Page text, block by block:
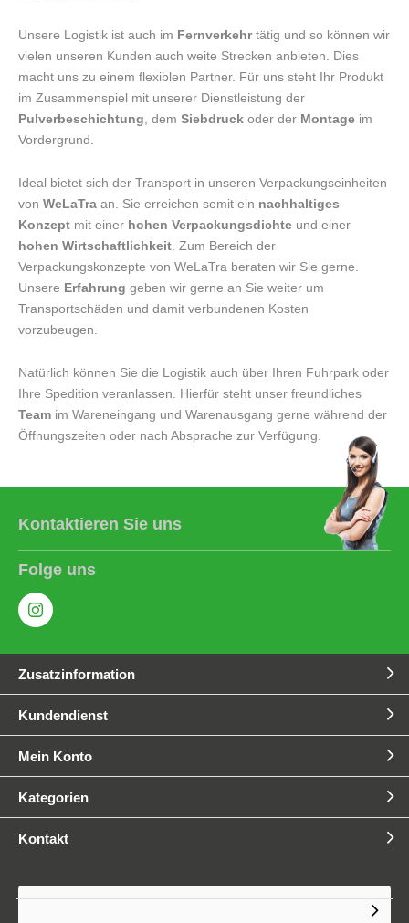
Unsere Logistik ist auch im Fernverkehrtätig und so können wir
vielen unseren Kunden auch weite Strecken anbieten. Dies
macht uns zu einem flexiblen Partner. Für uns steht Ihr Produkt
im Zusammenspiel mit unserer Dienstleistung der
Pulverbeschichtung , dem Siebdruck oder der Montage im
Vordergrund.
Ideal bietet sich der Transport in unseren Verpackungseinheiten
von WeLaTra an. Sie erreichen somit ein nachhaltiges
Konzept mit einer hohen Verpackungsdichte und einer
hohen Wirtschaftlichkeit . Zum Bereich der
Verpackungskonzepte von WeLaTra beraten wir Sie gerne.
Unsere Erfahrung geben wir gerne an Sie weiter um
Transportschäden und damit verbundenen Kosten
vorzubeugen.
Natürlich können Sie die Logistik auch über Ihren Fuhrpark oder
Ihre Spedition veranlassen. Hierfür steht unser freundliches
Team im Wareneingang und Warenausgang gerne während der
Öffnungszeiten oder nach Absprache zur Verfügung.
Kontaktieren Sie uns
Folge uns
Zusatzinformation
Kundendienst
Mein Konto
Kategorien
Kontakt